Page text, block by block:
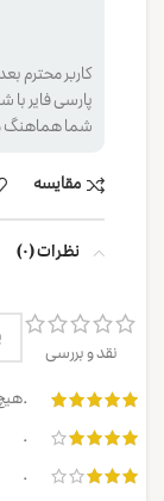
کاربر محترم
پارسی فایر
شما هماهنگ
مقایسه
نظرات (0)
نقد و بررسی
0
0
0